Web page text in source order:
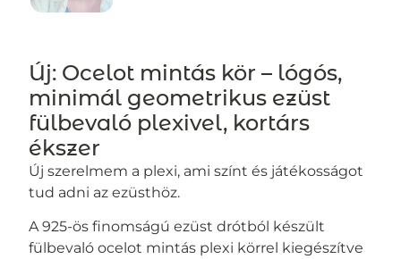
Új: Ocelot mintás kör – lógós,
minimál geometrikus ezüst
fülbevaló plexivel, kortárs
ékszer
Új szerelmem a plexi, ami színt és játékosságot
tud adni az ezüsthöz.
A 925-ös finomságú ezüst drótból készült
fülbevaló ocelot mintás plexi körrel kiegészítve